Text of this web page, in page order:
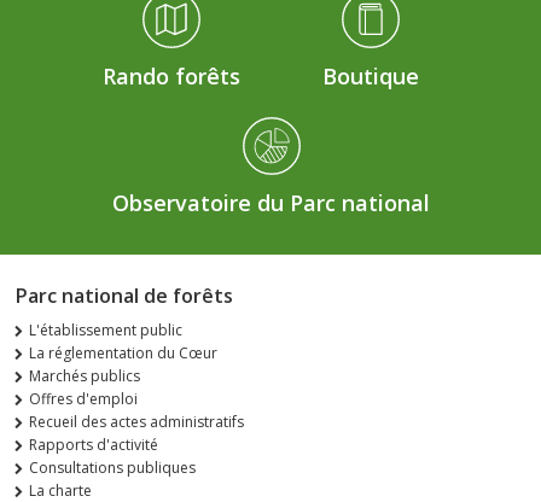
Rando forêts Boutique
Observatoire du Parc national
Parc national de forêts
L'établissement public
La réglementation du Cœur
Marchés publics
Offres d'emploi
Recueil des actes administratifs
Rapports d'activité
Consultations publiques
La charte